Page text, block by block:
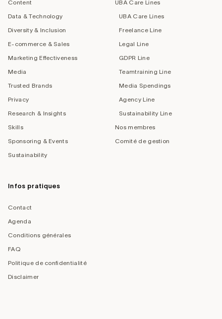
Content
Data & Technology
Diversity & Inclusion
E-commerce & Sales
Marketing Effectiveness
Media
Trusted Brands
Privacy
Research & Insights
Skills
Sponsoring & Events
Sustainability
UBA Care Lines
UBA Care Lines
Freelance Line
Legal Line
GDPR Line
Teamtraining Line
Media Spendings
Agency Line
Sustainability Line
Nos membres
Comité de gestion
Infos pratiques
Contact
Agenda
Conditions générales
FAQ
Politique de confidentialité
Disclaimer